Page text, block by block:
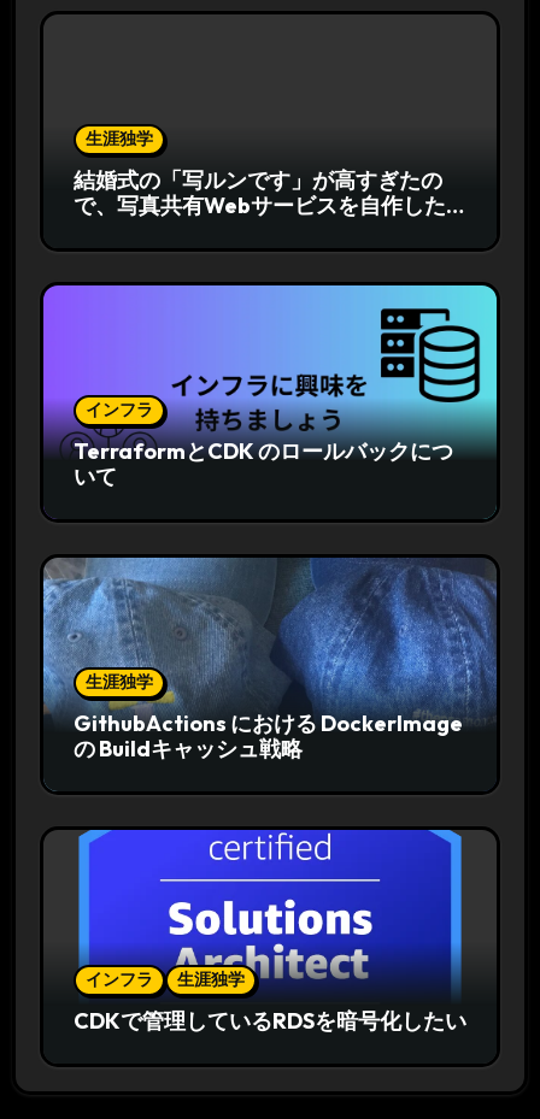
生涯独学
結婚式の「写ルンです」が高すぎたの
で、写真共有Webサービスを自作した
インフラ
TerraformとCDK のロールバックにつ
いて
生涯独学
GithubActions における DockerImage
の Buildキャッシュ戦略
インフラ 生涯独学
CDKで管理しているRDSを暗号化したい